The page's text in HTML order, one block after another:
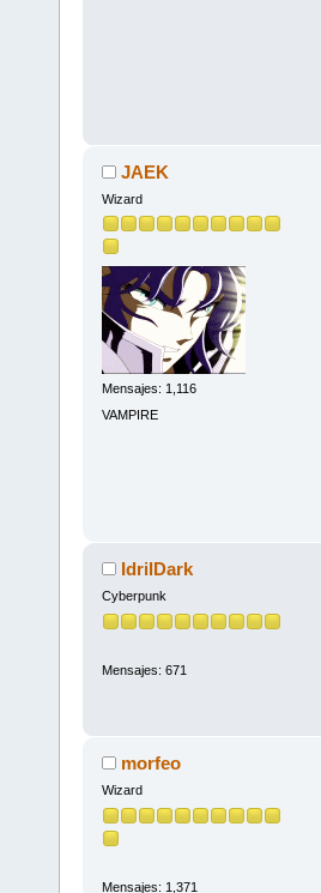
JAEK
Wizard
Mensajes: 1,116
VAMPIRE
IdrilDark
Cyberpunk
Mensajes: 671
morfeo
Wizard
Mensajes: 1,371